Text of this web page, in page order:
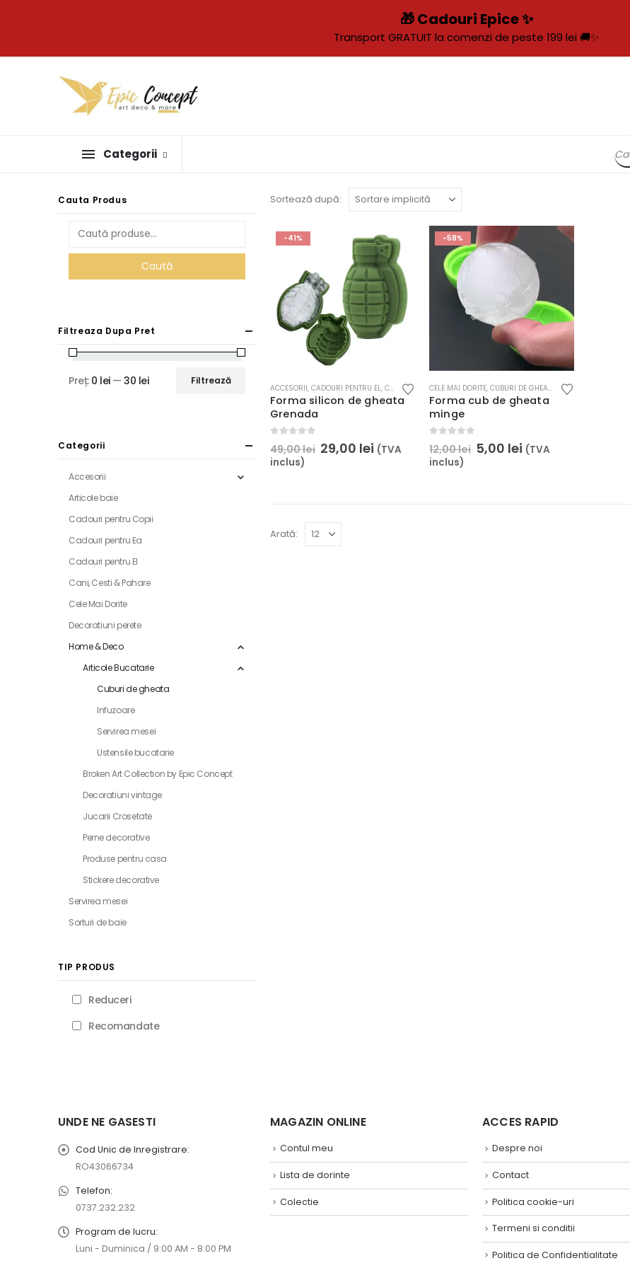
Categorii
Sortează după:
-41%
ACCESORII, CADOURI PENTRU EL, CUBURI DE GHEATA
Forma silicon de gheata
Grenada
49,00lei Prețul
29,00 lei Prețul
curent
(TVA
inclus)
-58%
produs
are
mai
multe
variații.
CELE MAI DORITE, CUBURI DE GHEATA
Forma cub de gheata
minge
12,00lei Prețul
5,00 lei Prețul
curent
(TVA
inclus)
Arată:
Cauta Produs
Caută
Filtreaza Dupa Pret
Preț
Preț
Filtrează
Preț: 0 lei—30 lei
Categorii
Accesorii
Articole baie
Cadouri pentru Copii
Cadouri pentru Ea
Cadouri pentru El
Cani, Cesti & Pahare
Cele Mai Dorite
Decoratiuni perete
Home & Deco
Articole Bucatarie
Cuburi de gheata
Infuzoare
Servirea mesei
Ustensile bucatarie
Broken Art Collection by Epic Concept
Decoratiuni vintage
Jucarii Crosetate
Perne decorative
Produse pentru casa
Stickere decorative
Servirea mesei
Sorturi de baie
TIP PRODUS
Reduceri
Recomandate
UNDE NE GASESTI
Cod Unic de Inregistrare:
RO43066734
Telefon:
0737.232.232
Program de lucru:
Luni - Duminica / 9:00 AM - 8:00 PM
MAGAZIN ONLINE ​
Contul meu
Lista de dorinte
Colectie
ACCES RAPID
Despre noi
Contact
Politica cookie-uri
Termeni si conditii
Politica de Confidentialitate
🎁 Cadouri Epice ✨
Transport GRATUIT la comenzi de peste 199 lei 🚚✨